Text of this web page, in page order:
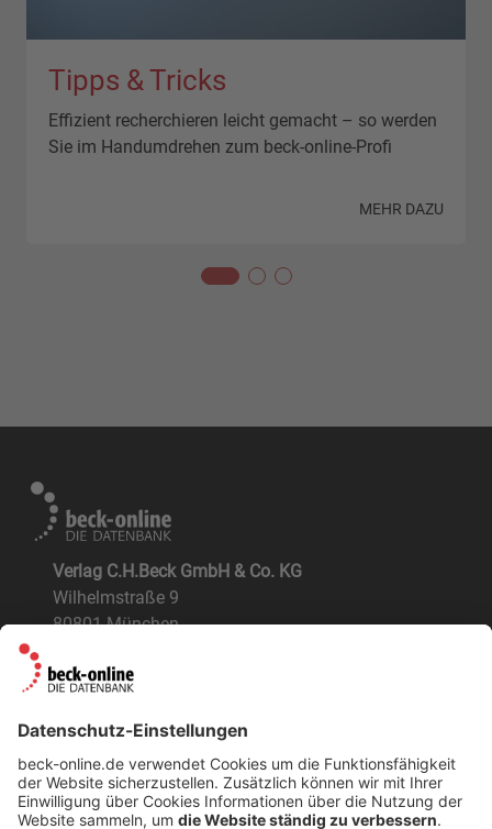
Tipps & Tricks
Effizient recherchieren leicht gemacht – so werden
Sie im Handumdrehen zum beck-online-Profi
MEHR DAZU
Verlag C.H.Beck GmbH & Co. KG
Wilhelmstraße 9
80801 München
Der Verlag
Nachhaltigkeit
NÜTZLICHES
FAQs
Tipps & Tricks